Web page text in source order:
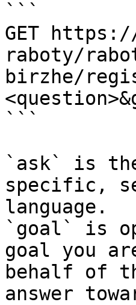
```
GET
raboty/
birzhe/
```
`ask` is
specific,
language.
`goal` is
goal you
behalf of
answer